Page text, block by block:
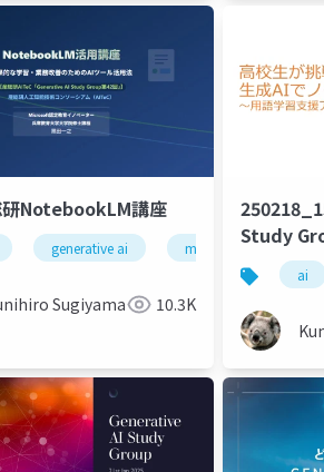
NotebookLM講座
generative ai machine learning
Sugiyama 10.3K
Study
スライド
ai